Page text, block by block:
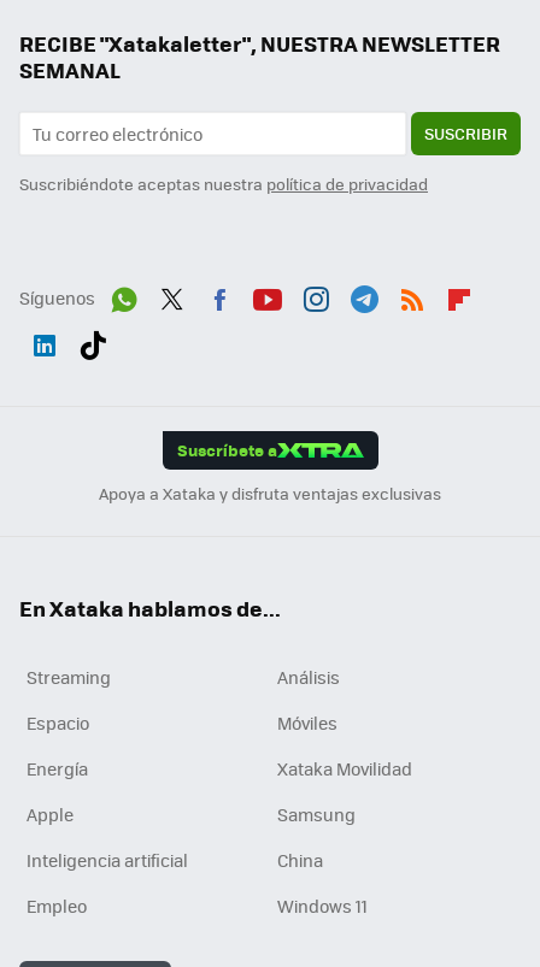
RECIBE "Xatakaletter", NUESTRA NEWSLETTER
SEMANAL
SUSCRIBIR
Suscribiéndote aceptas nuestra política de privacidad
Síguenos
Suscríbete a
Apoya a Xataka y disfruta ventajas exclusivas
En Xataka hablamos de...
Streaming
Análisis
Espacio
Móviles
Energía
Xataka Movilidad
Apple
Samsung
Inteligencia artificial
China
Empleo
Windows 11